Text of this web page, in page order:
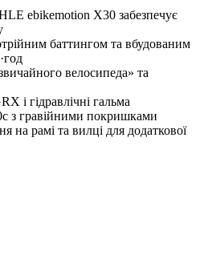
ebikemotion X30 забезпечує
баттингом та вбудованим
велосипеда» та
і гідравлічні гальма
з гравійними покришками
на рамі та вилці для додаткової